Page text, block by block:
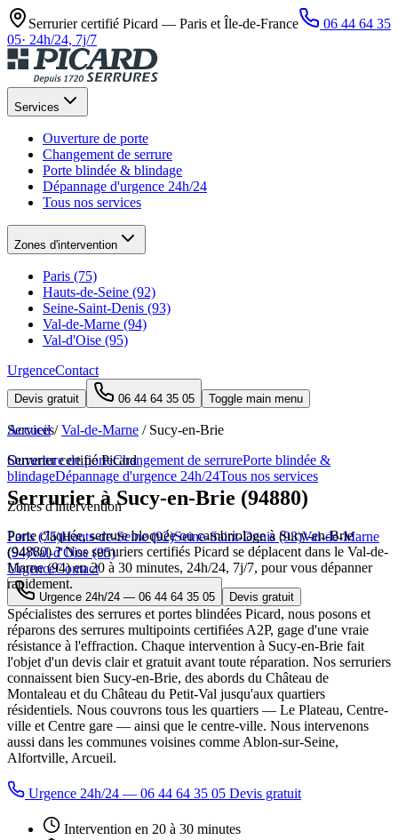
Serrurier certifié Picard — Paris et Île-de-France
06 44 64 35
05· 24h/24, 7j/7
Services
Ouverture de porte
Changement de serrure
Porte blindée & blindage
Dépannage d'urgence 24h/24
Tous nos services
Zones d'intervention
Paris (75)
Hauts-de-Seine (92)
Seine-Saint-Denis (93)
Val-de-Marne (94)
Val-d'Oise (95)
UrgenceContact
Devis gratuit 06 44 64 35 05 Toggle main menu
Services
Ouverture de porteChangement de serrurePorte blindée &
blindageDépannage d'urgence 24h/24Tous nos services
Zones d'intervention
Paris (75)Hauts-de-Seine (92)Seine-Saint-Denis (93)Val-de-Marne
(94)Val-d'Oise (95)
UrgenceContact
Urgence 24h/24 — 06 44 64 35 05 Devis gratuit
Accueil / Val-de-Marne / Sucy-en-Brie
Serrurier certifié Picard
Serrurier à Sucy-en-Brie (94880)
Porte claquée, serrure bloquée ou cambriolage à Sucy-en-Brie
(94880) ? Nos serruriers certifiés Picard se déplacent dans le Val-de-
Marne (94) en 20 à 30 minutes, 24h/24, 7j/7, pour vous dépanner
rapidement.
Spécialistes des serrures et portes blindées Picard, nous posons et
réparons des serrures multipoints certifiées A2P, gage d'une vraie
résistance à l'effraction. Chaque intervention à Sucy-en-Brie fait
l'objet d'un devis clair et gratuit avant toute réparation. Nos serruriers
connaissent bien Sucy-en-Brie, des abords du Château de
Montaleau et du Château du Petit-Val jusqu'aux quartiers
résidentiels. Nous couvrons tous les quartiers — Le Plateau, Centre-
ville et Centre gare — ainsi que le centre-ville. Nous intervenons
aussi dans les communes voisines comme Ablon-sur-Seine,
Alfortville, Arcueil.
Urgence 24h/24 — 06 44 64 35 05 Devis gratuit
Intervention en 20 à 30 minutes